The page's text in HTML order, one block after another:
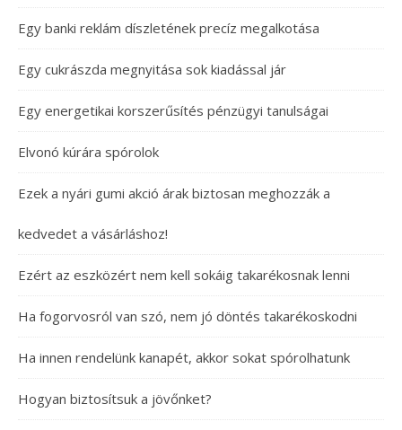
Egy banki reklám díszletének precíz megalkotása
Egy cukrászda megnyitása sok kiadással jár
Egy energetikai korszerűsítés pénzügyi tanulságai
Elvonó kúrára spórolok
Ezek a nyári gumi akció árak biztosan meghozzák a
kedvedet a vásárláshoz!
Ezért az eszközért nem kell sokáig takarékosnak lenni
Ha fogorvosról van szó, nem jó döntés takarékoskodni
Ha innen rendelünk kanapét, akkor sokat spórolhatunk
Hogyan biztosítsuk a jövőnket?